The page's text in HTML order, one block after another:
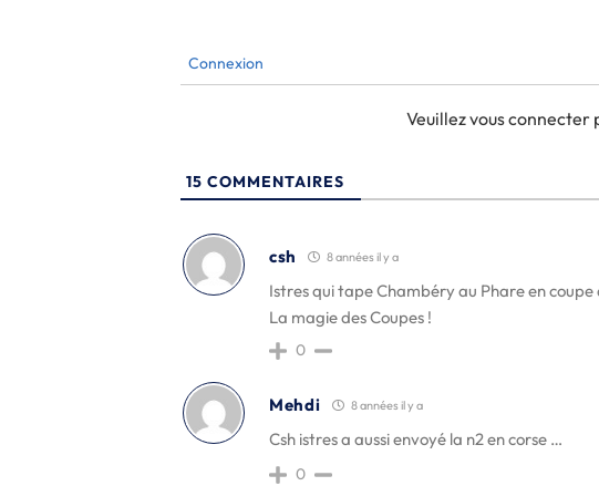
Connexion
Veuillez vous
15 COMMENTAIRES
csh 8 années il y a
Istres qui tape Chambéry au Phare en
La magie des Coupes !
0
Mehdi 8 années il y a
Csh istres a aussi envoyé la n2 en corse …
0